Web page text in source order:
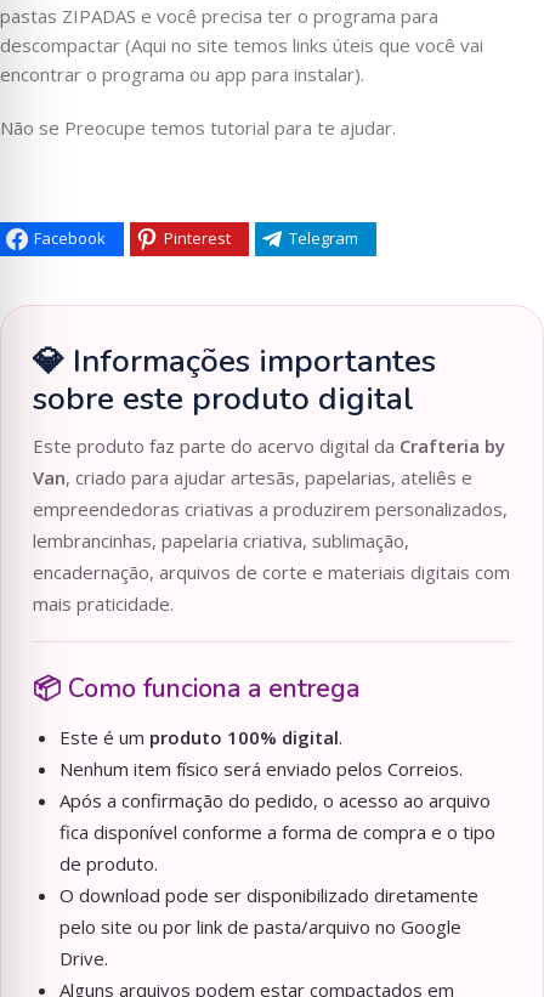
pastas ZIPADAS e você precisa ter o programa para
descompactar (Aqui no site temos links úteis que você vai
encontrar o programa ou app para instalar).
Não se Preocupe temos tutorial para te ajudar.
Facebook Pinterest Telegram
💎 Informações importantes
sobre este produto digital
Este produto faz parte do acervo digital da Crafteria by
Van, criado para ajudar artesãs, papelarias, ateliês e
empreendedoras criativas a produzirem personalizados,
lembrancinhas, papelaria criativa, sublimação,
encadernação, arquivos de corte e materiais digitais com
mais praticidade.
📦 Como funciona a entrega
Este é um produto 100% digital.
Nenhum item físico será enviado pelos Correios.
Após a confirmação do pedido, o acesso ao arquivo
fica disponível conforme a forma de compra e o tipo
de produto.
O download pode ser disponibilizado diretamente
pelo site ou por link de pasta/arquivo no Google
Drive.
Alguns arquivos podem estar compactados em